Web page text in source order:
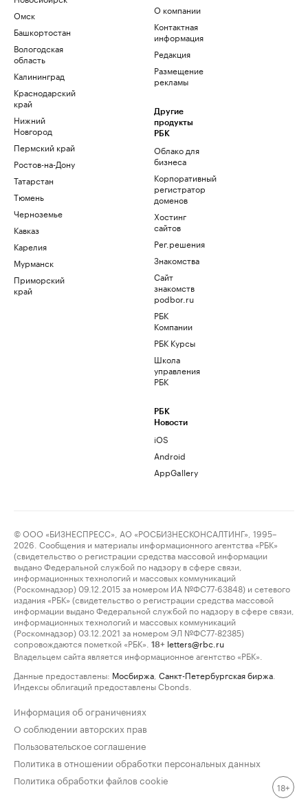
Омск
Башкортостан
Вологодская
область
Калининград
Краснодарский
край
Нижний
Новгород
Пермский край
Ростов-на-Дону
Татарстан
Тюмень
Черноземье
Кавказ
Карелия
Мурманск
Приморский
край
О компании
Контактная
информация
Редакция
Размещение
рекламы
Другие
продукты
РБК
Облако для
бизнеса
Корпоративный
регистратор
доменов
Хостинг
сайтов
Рег.решения
Знакомства
Сайт
знакомств
podbor.ru
РБК
Компании
РБК Курсы
Школа
управления
РБК
РБК
Новости
iOS
Android
AppGallery
© ООО «БИЗНЕСПРЕСС», АО «РОСБИЗНЕСКОНСАЛТИНГ», 1995–
2026. Сообщения и материалы информационного агентства «РБК»
(свидетельство о регистрации средства массовой информации
выдано Федеральной службой по надзору в сфере связи,
информационных технологий и массовых коммуникаций
(Роскомнадзор) 09.12.2015 за номером ИА №ФС77-63848) и сетевого
издания «РБК» (свидетельство о регистрации средства массовой
информации выдано Федеральной службой по надзору в сфере связи,
информационных технологий и массовых коммуникаций
(Роскомнадзор) 03.12.2021 за номером ЭЛ №ФС77-82385)
сопровождаются пометкой «РБК».
18+ letters@rbc.ru
Владельцем сайта является информационное агентство «РБК».
Данные предоставлены: Мосбиржа Санкт-Петербургская биржа
Индексы облигаций предоставлены Cbonds.
Информация об ограничениях
О соблюдении авторских прав
Пользовательское соглашение
Политика в отношении обработки персональных данных
Политика обработки файлов cookie
18+